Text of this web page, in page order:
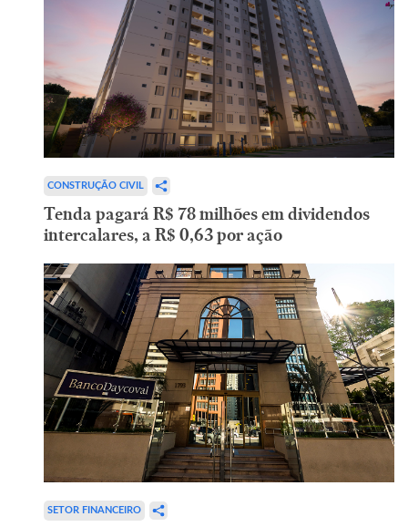
CONSTRUÇÃO CIVIL
Tenda pagará R$ 78 milhões em dividendos
intercalares, a R$ 0,63 por ação
SETOR FINANCEIRO